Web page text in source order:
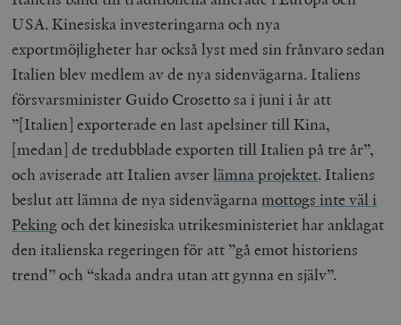
USA. Kinesiska investeringarna och nya
exportmöjligheter har också lyst med sin frånvaro sedan
Italien blev medlem av de nya sidenvägarna. Italiens
försvarsminister Guido Crosetto sa i juni i år att
”[Italien] exporterade en last apelsiner till Kina,
[medan] de tredubblade exporten till Italien på tre år”,
och aviserade att Italien avserlämna projektet. Italiens
beslut att lämna de nya sidenvägarnamottogs inte väl i
Pekingoch det kinesiska utrikesministeriet har anklagat
den italienska regeringen för att ”gå emot historiens
trend” och “skada andra utan att gynna en själv”.